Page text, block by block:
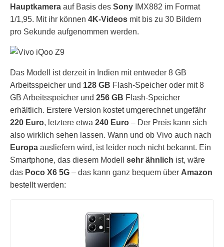
Hauptkamera auf Basis des Sony IMX882 im Format
1/1,95. Mit ihr können 4K-Videos mit bis zu 30 Bildern
pro Sekunde aufgenommen werden.
Das Modell ist derzeit in Indien mit entweder 8 GB
Arbeitsspeicher und 128 GB Flash-Speicher oder mit 8
GB Arbeitsspeicher und 256 GB Flash-Speicher
erhältlich. Erstere Version kostet umgerechnet ungefähr
220 Euro, letztere etwa 240 Euro – Der Preis kann sich
also wirklich sehen lassen. Wann und ob Vivo auch nach
Europa ausliefern wird, ist leider noch nicht bekannt. Ein
Smartphone, das diesem Modell
sehr ähnlich ist, wäre
das Poco X6 5G – das kann ganz bequem über Amazon
bestellt werden: